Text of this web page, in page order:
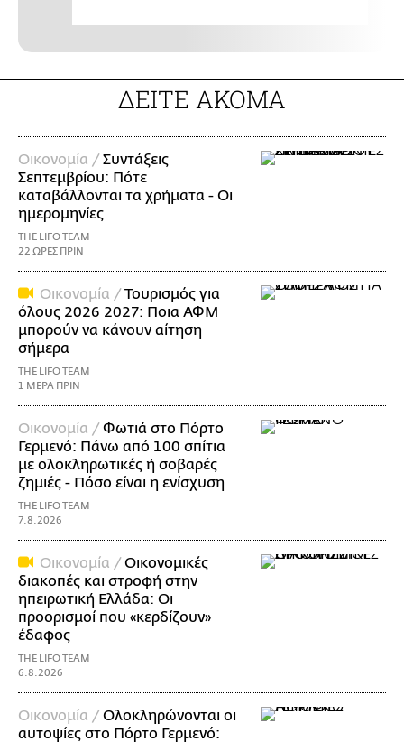
ΔΕΙΤΕ ΑΚΟΜΑ
Οικονομία /Συντάξεις
Σεπτεμβρίου: Πότε
καταβάλλονται τα χρήματα - Οι
ημερομηνίες
THE LIFO TEAM
22 ΩΡΕΣ ΠΡΙΝ
Οικονομία /Τουρισμός για
όλους 2026 2027: Ποια ΑΦΜ
μπορούν να κάνουν αίτηση
σήμερα
THE LIFO TEAM
1 ΜΕΡΑ ΠΡΙΝ
Οικονομία /Φωτιά στο Πόρτο
Γερμενό: Πάνω από 100 σπίτια
με ολοκληρωτικές ή σοβαρές
ζημιές - Πόσο είναι η ενίσχυση
THE LIFO TEAM
7.8.2026
Οικονομία /Οικονομικές
διακοπές και στροφή στην
ηπειρωτική Ελλάδα: Οι
προορισμοί που «κερδίζουν»
έδαφος
THE LIFO TEAM
6.8.2026
Οικονομία /Ολοκληρώνονται οι
αυτοψίες στο Πόρτο Γερμενό: